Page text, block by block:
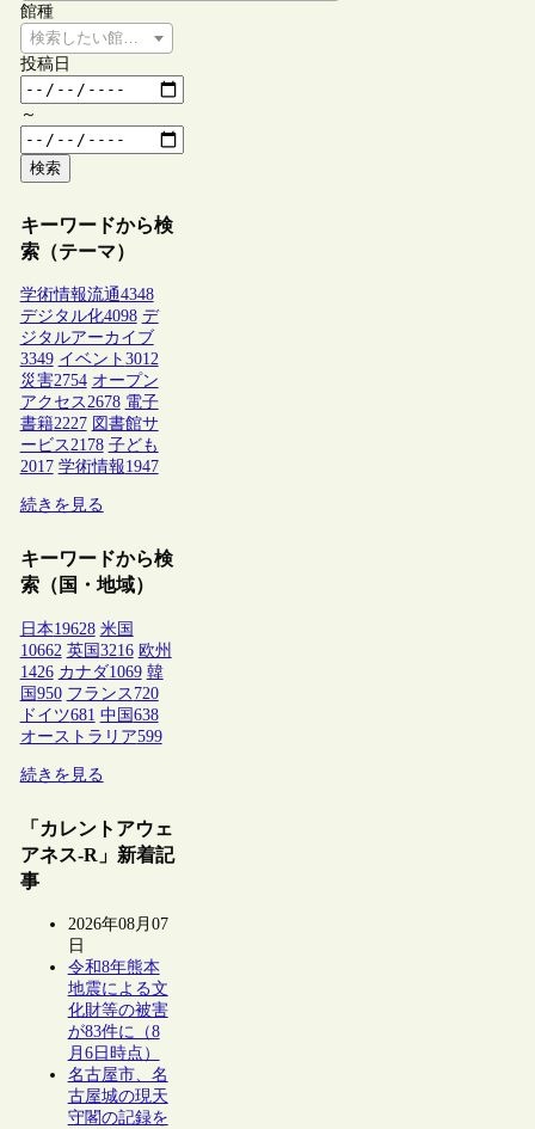
館種
検索したい館種を選択してください
投稿日
～
検索
キーワードから検
索（テーマ）
学術情報流通4348
デジタル化4098 デ
ジタルアーカイブ
3349 イベント 3012
災害2754 オープン
アクセス2678 電子
書籍2227 図書館サ
ービス2178 子ども
2017 学術情報1947
続きを見る
キーワードから検
索（国・地域）
日本19628 米国
10662 英国 3216 欧州
1426 カナダ1069 韓
国 950 フランス 720
ドイツ681 中国 638
オーストラリア599
続きを見る
「カレントアウェ
アネス-R」新着記
事
2026年08月07
日
令和8年熊本
地震による文
化財等の被害
が83件に（8
月6日時点）
名古屋市、名
古屋城の現天
守閣の記録を